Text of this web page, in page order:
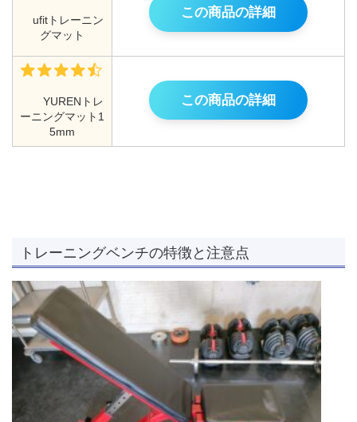
ufitトレーニン
グマット
この商品の詳細
YURENトレ
ーニングマット1
5mm
この商品の詳細
トレーニングベンチの特徴と注意点